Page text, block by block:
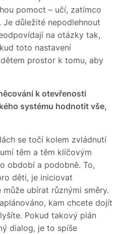
pomoct – učí, zatímco
důležité nepodlehnout
na otázky tak,
toto nastavení
prostor k tomu, aby
k otevřenosti
systému hodnotit vše,
se točí kolem zvládnutí
těm a těm klíčovým
období a podobně. To,
děti, je iniciovat
ubírat různými směry.
kam chcete dojít
Pokud takový plán
dialog, je to spíše